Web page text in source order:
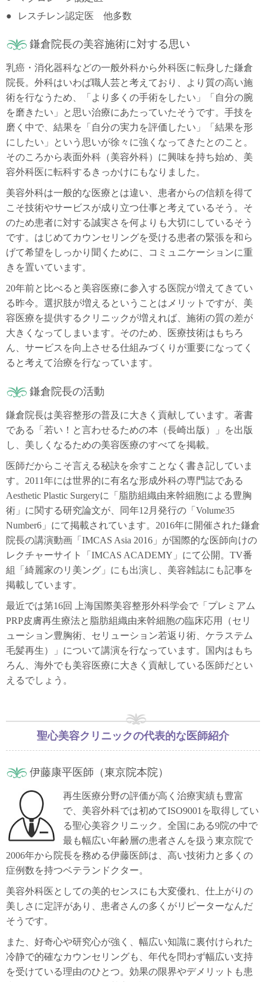
レスチレン認定医 他多数
鎌倉院長の美容施術に対する思い
乳癌・消化器科などの一般外科から外科医に転身した鎌倉
院長。外科はいわば職人芸と考えており、より質の高い施
術を行なうため、「より多くの手術をしたい」「自分の腕
を磨きたい」と思い治療にあたっていたそうです。手技を
磨く中で、結果を「自分の実力を評価したい」「結果を形
にしたい」という思いが徐々に強くなってきたとのこと。
そのころから表面外科（美容外科）に興味を持ち始め、美
容外科医に転科するきっかけにもなりました。
美容外科は一般的な医療とは違い、患者からの信頼を得て
こそ技術やサービスが成り立つ仕事と考えているそう。そ
のため患者に対する誠実さを何よりも大切にしているそう
です。はじめてカウンセリングを受ける患者の緊張を和ら
げて希望をしっかり聞くために、コミュニケーションに重
きを置いています。
20年前と比べると美容医療に参入する医院が増えてきてい
る昨今。選択肢が増えるということはメリットですが、美
容医療を提供するクリニックが増えれば、施術の質の差が
大きくなってしまいます。そのため、医療技術はもちろ
ん、サービスを向上させる仕組みづくりが重要になってく
ると考えて治療を行なっています。
鎌倉院長の活動
鎌倉院長は美容整形の普及に大きく貢献しています。著書
である「若い！と言わせるための本（長崎出版）」を出版
し、美しくなるための美容医療のすべてを掲載。
医師だからこそ言える秘訣を余すことなく書き記していま
す。2011年には世界的に有名な形成外科の専門誌である
Aesthetic Plastic Surgeryに「脂肪組織由来幹細胞による豊胸
術」に関する研究論文が、同年12月発行の「Volume35
Number6」にて掲載されています。2016年に開催された鎌倉
院長の講演動画「IMCAS Asia 2016」が国際的な医師向けの
レクチャーサイト「IMCAS ACADEMY」にて公開。TV番
組「綺麗家のリ美ング」にも出演し、美容雑誌にも記事を
掲載しています。
最近では第16回 上海国際美容整形外科学会で「プレミアム
PRP皮膚再生療法と脂肪組織由来幹細胞の臨床応用（セリ
ューション豊胸術、セリューション若返り術、ケラステム
毛髪再生）」について講演を行なっています。国内はもち
ろん、海外でも美容医療に大きく貢献している医師だとい
えるでしょう。
聖心美容クリニックの代表的な医師紹介
伊藤康平医師（東京院本院）
再生医療分野の評価が高く治療実績も豊富
で、美容外科では初めてISO9001を取得してい
る聖心美容クリニック。全国にある9院の中で
最も幅広い年齢層の患者さんを扱う東京院で
2006年から院長を務める伊藤医師は、高い技術力と多くの
症例数を持つベテランドクター。
美容外科医としての美的センスにも大変優れ、仕上がりの
美しさに定評があり、患者さんの多くがリピーターなんだ
そうです。
また、好奇心や研究心が強く、幅広い知識に裏付けられた
冷静で的確なカウンセリングも、年代を問わず幅広い支持
を受けている理由のひとつ。効果の限界やデメリットも患